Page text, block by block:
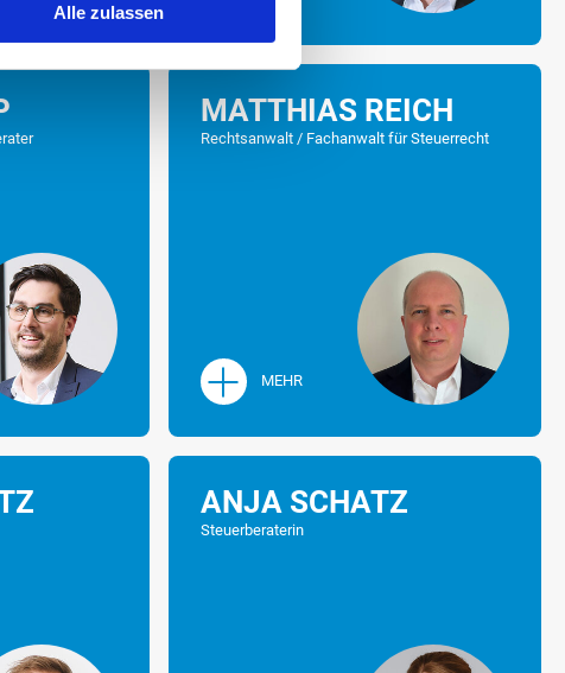
Alle zulassen
MATTHIAS REICH
Rechtsanwalt / Fachanwalt für Steuerrecht
MEHR
ANJA SCHATZ
Steuerberaterin